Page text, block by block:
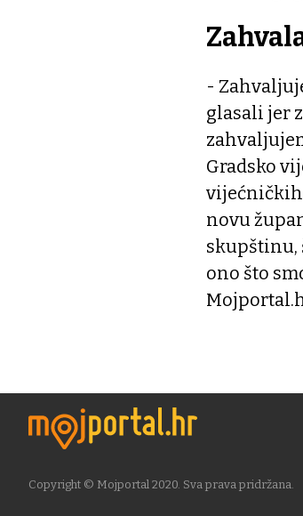
-
glasali jer
Gradsko
vijećničkih
novu
skupštinu,
ono što
Copyright © Mojportal 2020. Sva prava pridržana.